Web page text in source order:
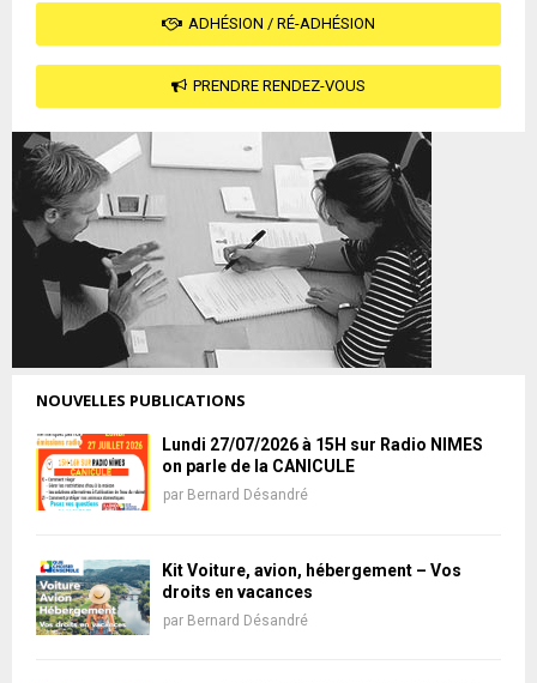
ADHÉSION / RÉ-ADHÉSION
PRENDRE RENDEZ-VOUS
NOUVELLES PUBLICATIONS
Lundi 27/07/2026 à 15H sur Radio NIMES
on parle de la CANICULE
par Bernard Désandré
Kit Voiture, avion, hébergement – Vos
droits en vacances
par Bernard Désandré